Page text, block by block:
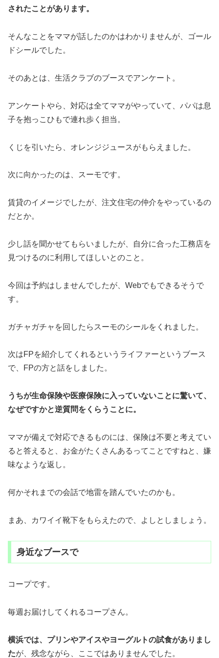
されたことがあります。
そんなことをママが話したのかはわかりませんが、ゴール
ドシールでした。
そのあとは、生活クラブのブースでアンケート。
アンケートやら、対応は全てママがやっていて、パパは息
子を抱っこひもで連れ歩く担当。
くじを引いたら、オレンジジュースがもらえました。
次に向かったのは、スーモです。
賃貸のイメージでしたが、注文住宅の仲介をやっているの
だとか。
少し話を聞かせてもらいましたが、自分に合った工務店を
見つけるのに利用してほしいとのこと。
今回は予約はしませんでしたが、Webでもできるそうで
す。
ガチャガチャを回したらスーモのシールをくれました。
次はFPを紹介してくれるというライファーというブース
で、FPの方と話をしました。
うちが生命保険や医療保険に入っていないことに驚いて、
なぜですかと逆質問をくらうことに。
ママが備えで対応できるものには、保険は不要と考えてい
ると答えると、お金がたくさんあるってことですねと、嫌
味なような返し。
何かそれまでの会話で地雷を踏んでいたのかも。
まあ、カワイイ靴下をもらえたので、よしとしましょう。
身近なブースで
コープです。
毎週お届けしてくれるコープさん。
横浜では、プリンやアイスやヨーグルトの試食がありまし
たが、残念ながら、ここではありませんでした。